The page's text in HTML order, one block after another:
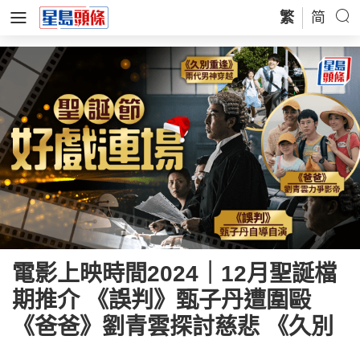
繁 简
電影上映時間2024｜12月聖誕檔
期推介 《誤判》甄子丹遭圍毆
《爸爸》劉青雲探討慈悲 《久別